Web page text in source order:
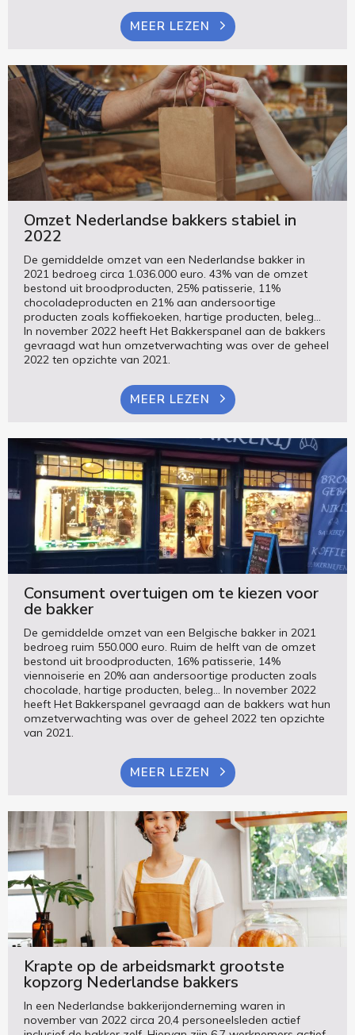
MEER LEZEN
Omzet Nederlandse bakkers stabiel in
2022
De gemiddelde omzet van een Nederlandse bakker in
2021 bedroeg circa 1.036.000 euro. 43% van de omzet
bestond uit broodproducten, 25% patisserie, 11%
chocoladeproducten en 21% aan andersoortige
producten zoals koffiekoeken, hartige producten, beleg...
In november 2022 heeft Het Bakkerspanel aan de bakkers
gevraagd wat hun omzetverwachting was over de geheel
2022 ten opzichte van 2021.
MEER LEZEN
Consument overtuigen om te kiezen voor
de bakker
De gemiddelde omzet van een Belgische bakker in 2021
bedroeg ruim 550.000 euro. Ruim de helft van de omzet
bestond uit broodproducten, 16% patisserie, 14%
viennoiserie en 20% aan andersoortige producten zoals
chocolade, hartige producten, beleg... In november 2022
heeft Het Bakkerspanel gevraagd aan de bakkers wat hun
omzetverwachting was over de geheel 2022 ten opzichte
van 2021.
MEER LEZEN
Krapte op de arbeidsmarkt grootste
kopzorg Nederlandse bakkers
In een Nederlandse bakkerijonderneming waren in
november van 2022 circa 20,4 personeelsleden actief